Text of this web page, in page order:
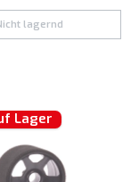
Schaltflächen um die
lagernd
Lager